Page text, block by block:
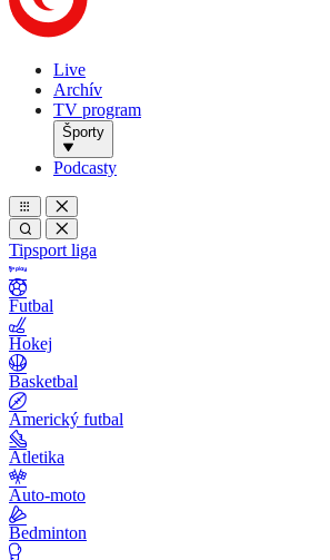
Live
Archív
TV program
Športy
Podcasty
Tipsport liga
Futbal
Hokej
Basketbal
Americký futbal
Atletika
Auto-moto
Bedminton